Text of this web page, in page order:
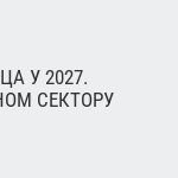
У 2027.
СЕКТОРУ